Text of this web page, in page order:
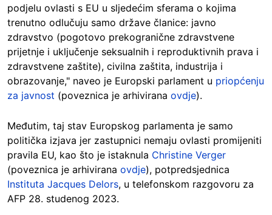
podjelu ovlasti s EU u sljedećim sferama o kojima
trenutno odlučuju samo države članice: javno
zdravstvo (pogotovo prekogranične zdravstvene
prijetnje i uključenje seksualnih i reproduktivnih prava i
zdravstvene zaštite), civilna zaštita, industrija i
obrazovanje," naveo je Europski parlament u priopćenju
za javnost (poveznica je arhivirana ovdje).
Međutim, taj stav Europskog parlamenta je samo
politička izjava jer zastupnici nemaju ovlasti promijeniti
pravila EU, kao što je istaknula Christine Verger
(poveznica je arhivirana ovdje), potpredsjednica
Instituta Jacques Delors, u telefonskom razgovoru za
AFP 28. studenog 2023.